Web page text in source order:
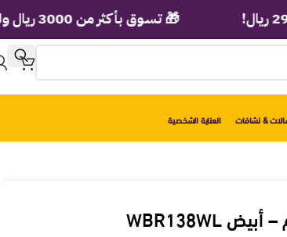
& نشافات العناية الشخصية
🎁 تسوق بأكثر من 3000 ريال ولف عجلة الهدايا الفورية!